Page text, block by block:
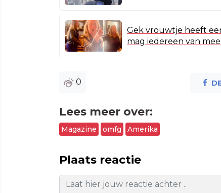
Gek vrouwtje heeft
mag iedereen van
0
Lees meer over:
Magazine omfg Amerika
Plaats reactie